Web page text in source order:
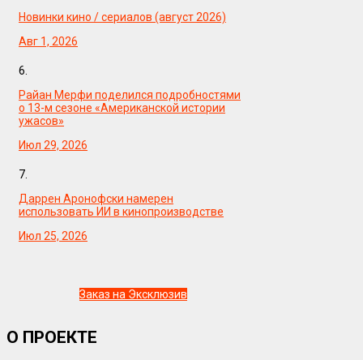
Новинки кино / сериалов (август 2026)
Авг 1, 2026
6.
Райан Мерфи поделился подробностями
о 13-м сезоне «Американской истории
ужасов»
Июл 29, 2026
7.
Даррен Аронофски намерен
использовать ИИ в кинопроизводстве
Июл 25, 2026
Заказ на Эксклюзив
О ПРОЕКТЕ